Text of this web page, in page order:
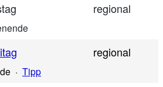
regional
regional
· Tipp